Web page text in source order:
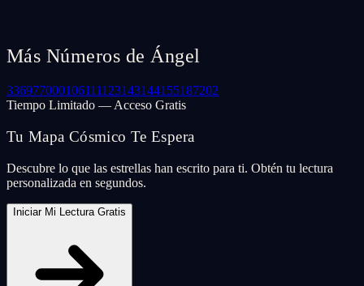
Más Números de Ángel
336977000106111123143144155187202
Tiempo Limitado — Acceso Gratis
Tu Mapa Cósmico Te Espera
Descubre lo que las estrellas han escrito para ti. Obtén tu lectura
personalizada en segundos.
Iniciar Mi Lectura Gratis